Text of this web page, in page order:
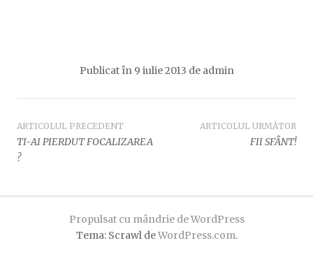
Publicat în 9 iulie 2013 de admin
Navigare
în
ARTICOLUL PRECEDENT
TI-AI PIERDUT FOCALIZAREA
?
ARTICOLUL URMĂTOR
FII SFÂNT!
Propulsat cu mândrie de WordPress
Tema: Scrawl deWordPress.com.